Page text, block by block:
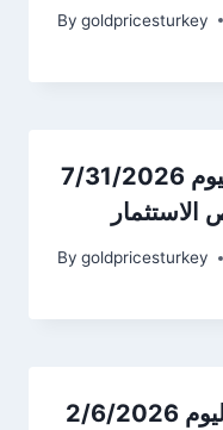
By goldpricesturkey
أسعار الذهب في ألمانيا اليوم 7/31/2026
By goldpricesturkey
أسعار الذهب في ألمانيا اليوم 2/6/2026